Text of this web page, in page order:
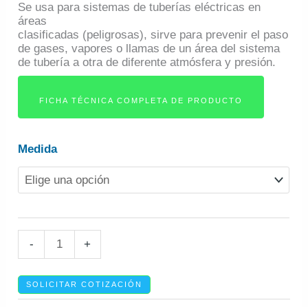
Se usa para sistemas de tuberías eléctricas en
áreas
clasificadas (peligrosas), sirve para prevenir el paso
de gases, vapores o llamas de un área del sistema
de tubería a otra de diferente atmósfera y presión.
FICHA TÉCNICA COMPLETA DE PRODUCTO
Medida
- +
SOLICITAR COTIZACIÓN